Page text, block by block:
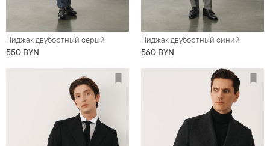
Пиджак двубортный серый
550 BYN
Пиджак двубортный синий
560 BYN